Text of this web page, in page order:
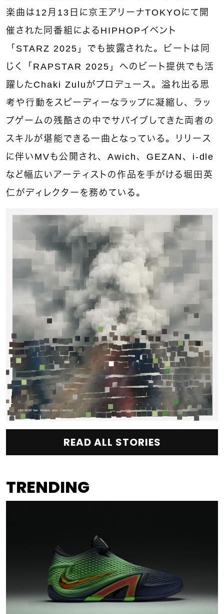
楽曲は12月13日に京王アリーナTOKYOにて開
催された同番組によるHIPHOPイベント
「STARZ 2025」でも披露された。ビートは同
じく「RAPSTAR 2025」へのビート提供でも活
躍したChaki Zuluがプロデュース。溢れ出る思
考や行動をスピーディーなラップに凝縮し、ラッ
プゲームの残酷さの中でサバイブしてきた両者の
スキルが堪能できる一曲となっている。リリース
に伴いMVも公開され、Awich、GEZAN、i-dle
など幅広いアーティストの作品を手がける堀田英
仁がディレクターを務めている。
READ ALL STORIES
TRENDING